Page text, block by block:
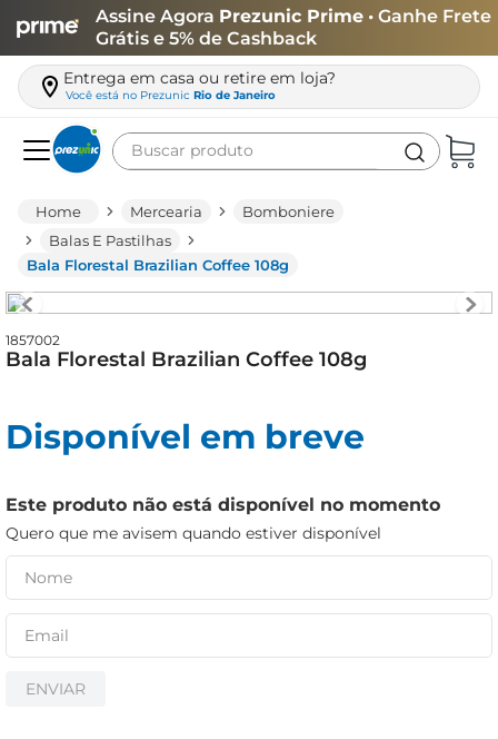
Assine Agora Prezunic Prime • Ganhe Frete
Grátis e 5% de Cashback
Entrega em casa ou retire em loja?
Você está no Prezunic Rio de Janeiro
Buscar produto
Mercearia
Bomboniere
Balas E Pastilhas
Bala Florestal Brazilian Coffee 108g
1857002
Bala Florestal Brazilian Coffee 108g
Disponível em breve
Este produto não está disponível no momento
Quero que me avisem quando estiver disponível
ENVIAR
leite
queijo
arroz
iogurte
papel higiênico
cerveja